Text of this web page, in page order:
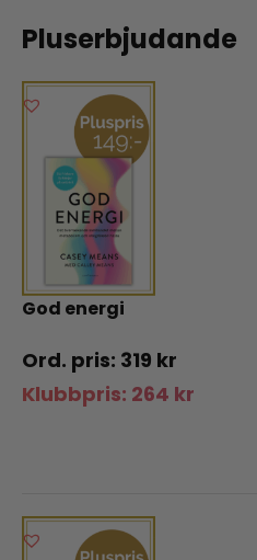
Pluserbjudande
God energi
319 kr
Klubbpris: 264 kr